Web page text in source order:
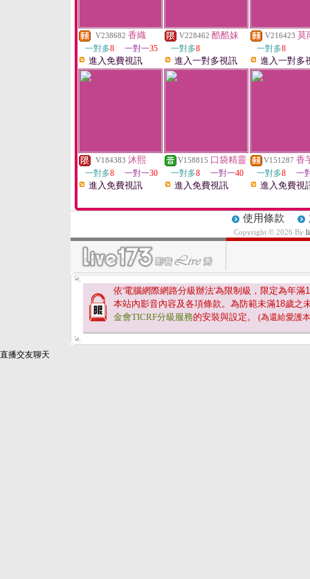
V238682 香織
一對多8 一對一35
進入免費視訊
V228462 酷酷妹
一對多8
進入一對多視訊
V216423 莫
一對多8
進入一對多
V184383 沐熙
一對多8 一對一30
進入免費視訊
V158815 口袋精靈
一對多8 一對一40
進入免費視訊
V151287 香
一對多8 一
進入免費視
使用條款
Copyright © 2026 By
依'電腦網際網路分級辦法'為限制級，限定為年滿
本站內影音內容及各項條款。為防範未滿18歲之
金會TICRF分級服務的安裝與設定。 (為還給愛護
直播交友聊天